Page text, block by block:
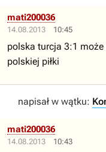
14.08.2013 10:45
mati200036
polska turcja 3:1 może
polskiej piłki
napisał w wątku:
14.08.2013 10:43
mati200036